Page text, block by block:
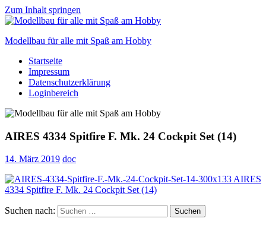
Zum Inhalt springen
Modellbau für alle mit Spaß am Hobby
Scale
modelling
to
Startseite
Impressum
Datenschutzerklärung
Loginbereich
AIRES 4334 Spitfire F. Mk. 24 Cockpit Set (14)
14. März 2019 doc
Suchen nach: Suchen